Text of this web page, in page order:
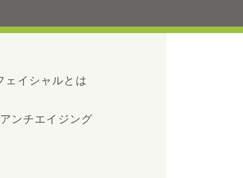
ェイシャルとは
ンチエイジング